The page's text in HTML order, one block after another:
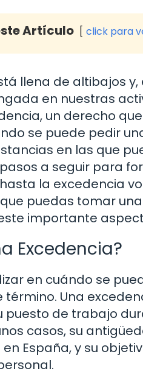
Artículo click para
llena de altibajos
en nuestras
un derecho
se puede pedir
en las que
a seguir para
la excedencia
puedas tomar
importante
Excedencia?
en cuándo se
término. Una
puesto de trabajo
casos, su
España, y su